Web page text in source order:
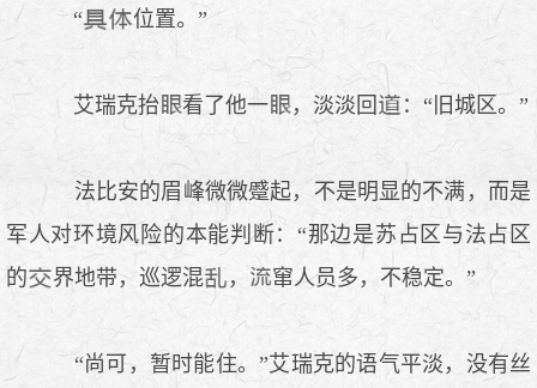
“ 位置。”
艾瑞克抬 看了他一 ，淡淡回 ：“旧城区。”
法比安的眉峰微微蹙起，不是明显的不满，而是
军人对环境风险的本能判断：“那边是苏占区与法占区
的
界地带，巡逻混 ， 窜人员多，不稳定。”
“尚可，暂时能住。”艾瑞克的语气平淡，没有丝